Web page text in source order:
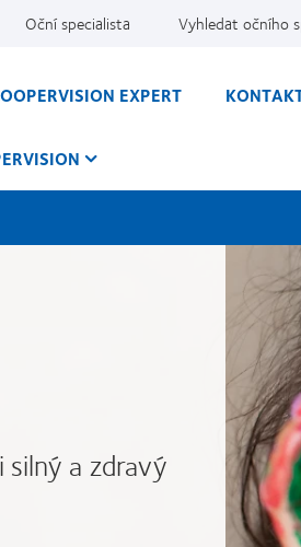
Oční specialista Vyhledat očního
EXPERT
a zdravý